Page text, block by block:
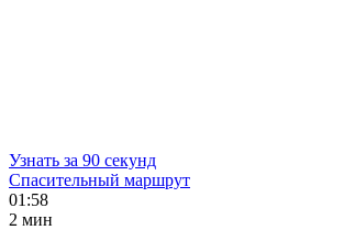
Узнать за 90 секунд
Спасительный маршрут
01:58
2 мин